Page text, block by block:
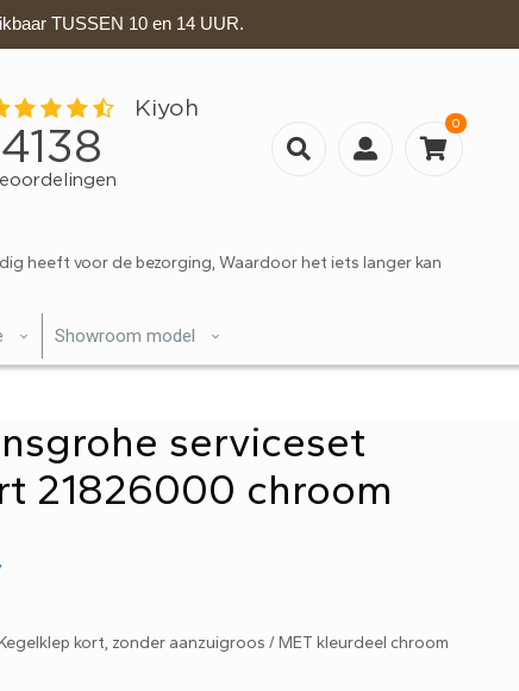
TUSSEN 10 en 14 UUR.
0
heeft voor de bezorging, Waardoor het iets langer kan
Showroom model
serviceset
21826000 chroom
kort, zonder aanzuigroos / MET kleurdeel chroom